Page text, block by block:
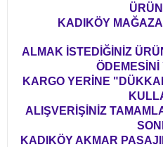
KADIKÖY
ALMAK İSTEDİĞİNİZ
KARGO YERİNE
ALIŞVERİŞİNİZ
KADIKÖY AKMAR